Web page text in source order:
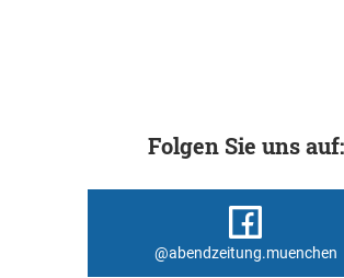
Folgen Sie uns auf:
@abendzeitung.muenchen